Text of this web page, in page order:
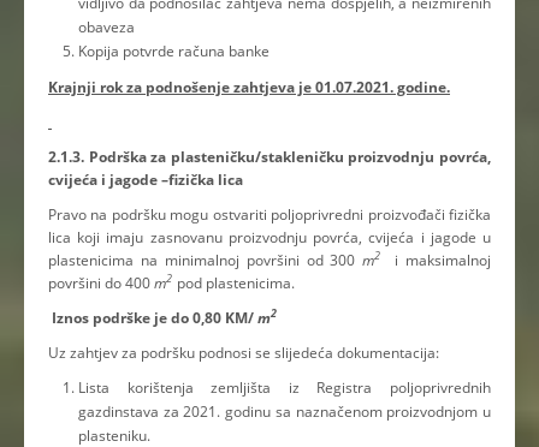
obaveza
Kopija potvrde računa banke
Krajnji rok za podnošenje zahtjeva je 01.07.2021. godine.
2.1.3. Podrška za plasteničku/stakleničku proizvodnju povrća,
cvijeća i jagode –fizička lica
Pravo na podršku mogu ostvariti poljoprivredni proizvođači fizička
lica koji imaju zasnovanu proizvodnju povrća, cvijeća i jagode u
plastenicima na minimalnoj površini od 300m2
i maksimalnoj
površini do 400m2 pod plastenicima.
Iznos podrške je do 0,80 KM/m2
Uz zahtjev za podršku podnosi se slijedeća dokumentacija:
Lista korištenja zemljišta iz Registra poljoprivrednih
gazdinstava za 2021. godinu sa naznačenom proizvodnjom u
plasteniku.